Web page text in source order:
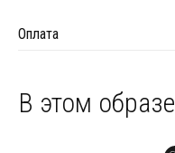
Оплата
В этом образе